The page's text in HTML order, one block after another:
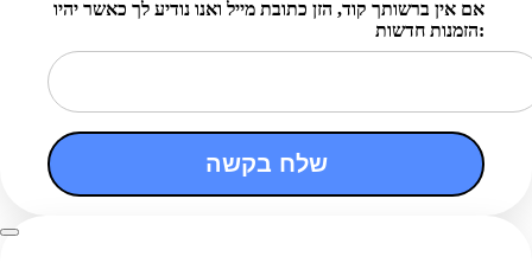
אם אין ברשותך קוד, הזן כתובת מייל ואנו נודיע לך כאשר יהיו
הזמנות חדשות:
שלח בקשה